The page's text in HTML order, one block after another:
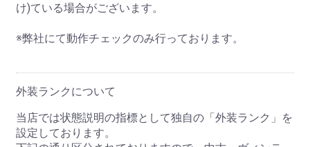
け)ている場合がございます。
※弊社にて動作チェックのみ行っております。
外装ランクについて
当店では状態説明の指標として独自の「外装ランク」を
設定しております。